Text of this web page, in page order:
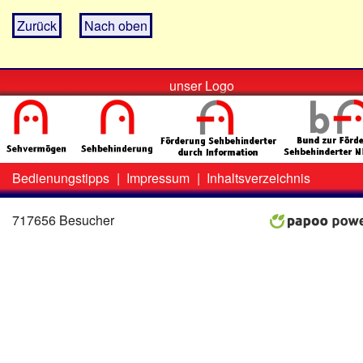
Zurück Nach oben
unser Logo
Zweit-
Menü
Bedienungstipps | Impressum | Inhaltsverzeichnis
717656 Besucher